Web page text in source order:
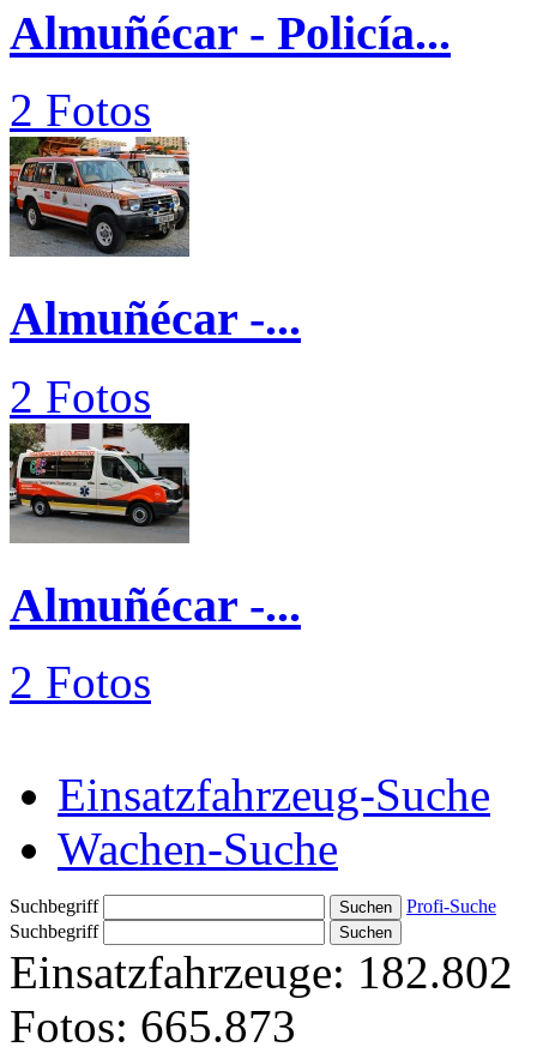
Almuñécar - Policía...
2 Fotos
Almuñécar -...
2 Fotos
Almuñécar -...
2 Fotos
Einsatzfahrzeug-Suche
Wachen-Suche
Suchbegriff
Profi-Suche
Suchbegriff
Einsatzfahrzeuge: 182.802
Fotos: 665.873